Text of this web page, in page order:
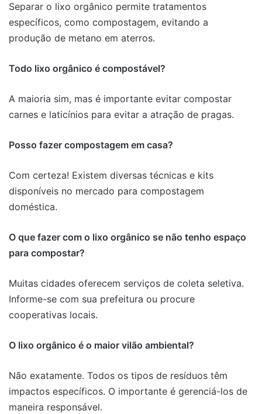
Separar o lixo orgânico permite tratamentos
específicos, como compostagem, evitando a
produção de metano em aterros.
Todo lixo orgânico é compostável?
A maioria sim, mas é importante evitar compostar
carnes e laticínios para evitar a atração de pragas.
Posso fazer compostagem em casa?
Com certeza! Existem diversas técnicas e kits
disponíveis no mercado para compostagem
doméstica.
O que fazer com o lixo orgânico se não tenho espaço
para compostar?
Muitas cidades oferecem serviços de coleta seletiva.
Informe-se com sua prefeitura ou procure
cooperativas locais.
O lixo orgânico é o maior vilão ambiental?
Não exatamente. Todos os tipos de resíduos têm
impactos específicos. O importante é gerenciá-los de
maneira responsável.